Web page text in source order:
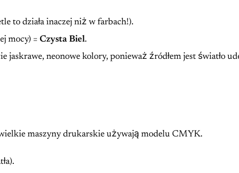
to działa inaczej niż w farbach!).
mocy) = Czysta Biel.
neonowe kolory, ponieważ źródłem jest światło
maszyny drukarskie używają modelu CMYK.